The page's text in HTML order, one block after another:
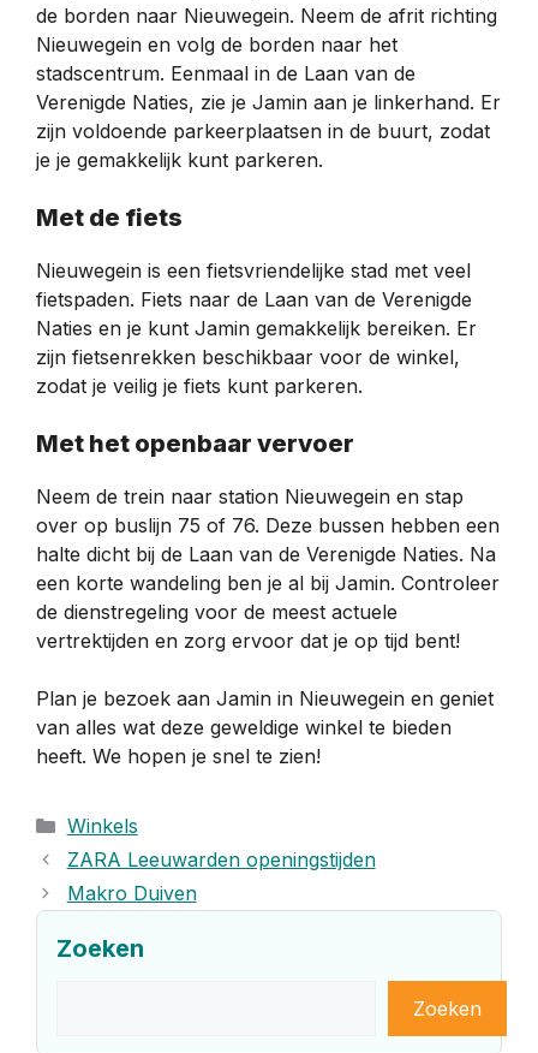
de borden naar Nieuwegein. Neem de afrit richting
Nieuwegein en volg de borden naar het
stadscentrum. Eenmaal in de Laan van de
Verenigde Naties, zie je Jamin aan je linkerhand. Er
zijn voldoende parkeerplaatsen in de buurt, zodat
je je gemakkelijk kunt parkeren.
Met de fiets
Nieuwegein is een fietsvriendelijke stad met veel
fietspaden. Fiets naar de Laan van de Verenigde
Naties en je kunt Jamin gemakkelijk bereiken. Er
zijn fietsenrekken beschikbaar voor de winkel,
zodat je veilig je fiets kunt parkeren.
Met het openbaar vervoer
Neem de trein naar station Nieuwegein en stap
over op buslijn 75 of 76. Deze bussen hebben een
halte dicht bij de Laan van de Verenigde Naties. Na
een korte wandeling ben je al bij Jamin. Controleer
de dienstregeling voor de meest actuele
vertrektijden en zorg ervoor dat je op tijd bent!
Plan je bezoek aan Jamin in Nieuwegein en geniet
van alles wat deze geweldige winkel te bieden
heeft. We hopen je snel te zien!
Categorieën
Winkels
ZARA Leeuwarden openingstijden
Makro Duiven
Zoeken
Zoeken